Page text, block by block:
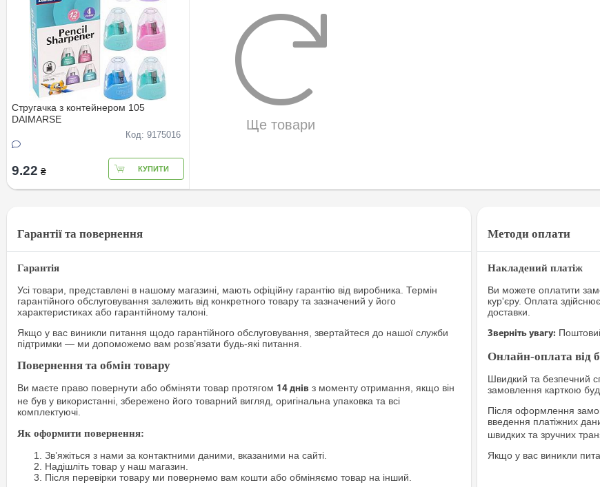
Стругачка з контейнером 105
DAIMARSE
Код: 9175016
9.22 ₴ КУПИТИ
Ще товари
Гарантії та повернення
Гарантія
Усі товари, представлені в нашому магазині, мають офіційну гарантію від виробника. Термін
гарантійного обслуговування залежить від конкретного товару та зазначений у його
характеристиках або гарантійному талоні.
Якщо у вас виникли питання щодо гарантійного обслуговування, звертайтеся до нашої служби
підтримки — ми допоможемо вам розв’язати будь-які питання.
Повернення та обмін товару
Ви маєте право повернути або обміняти товар протягом 14 днів з моменту отримання, якщо він
не був у використанні, збережено його товарний вигляд, оригінальна упаковка та всі
комплектуючі.
Як оформити повернення:
Зв’яжіться з нами за контактними даними, вказаними на сайті.
Надішліть товар у наш магазин.
Після перевірки товару ми повернемо вам кошти або обміняємо товар на інший.
Методи оплати
Накладений платіж
Ви можете оплатити
кур'єру. Оплата
доставки.
Зверніть увагу:
Онлайн-оплата від
Швидкий та безпечний
замовлення карткою
Після оформлення
введення платіжних
швидких та зручних
Якщо у вас виникли